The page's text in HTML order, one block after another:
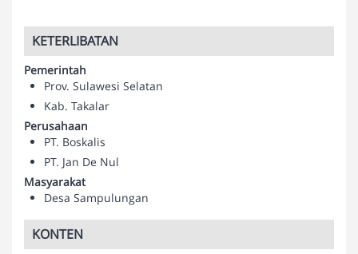
KETERLIBATAN
Pemerintah
Prov. Sulawesi Selatan
Kab. Takalar
Perusahaan
PT. Boskalis
PT. Jan De Nul
Masyarakat
Desa Sampulungan
KONTEN